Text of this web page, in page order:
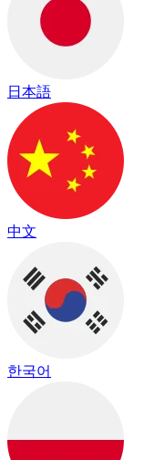
日本語
中文
한국어